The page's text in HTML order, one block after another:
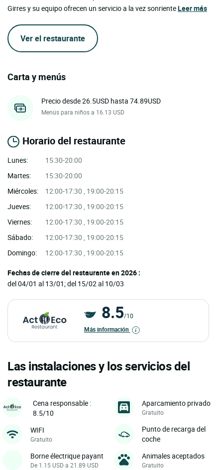
Girres y su equipo ofrecen un servicio a la vez sonrienteLeer más
Ver el restaurante
Carta y menús
Precio desde 26.5USD hasta 74.89USD
Menús para niños a 16.13 USD
Horario del restaurante
Lunes:
15:30-20:00
Martes:
15:30-20:00
Miércoles:
12:00-17:30 , 19:00-20:15
Jueves:
12:00-17:30 , 19:00-20:15
Viernes:
12:00-17:30 , 19:00-20:15
Sábado:
12:00-17:30 , 19:00-20:15
Domingo:
12:00-17:30 , 19:00-20:15
Fechas de cierre del restaurante en 2026 :
del 04/01 al 13/01; del 15/02 al 10/03
8.5/10
Más información
Las instalaciones y los servicios del
restaurante
Cena responsable :
8.5/10
Aparcamiento privado
Gratuito
WIFI
Gratuito
Punto de recarga del
coche
Borne électrique payant
De 1.15 USD a 21.89 USD
Animales aceptados
Gratuito